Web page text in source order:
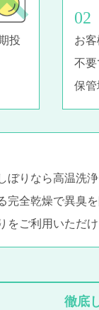
投
お
不要
保管
ぼりなら高温洗
完全乾燥で異臭
をご利用いただけ
徹底